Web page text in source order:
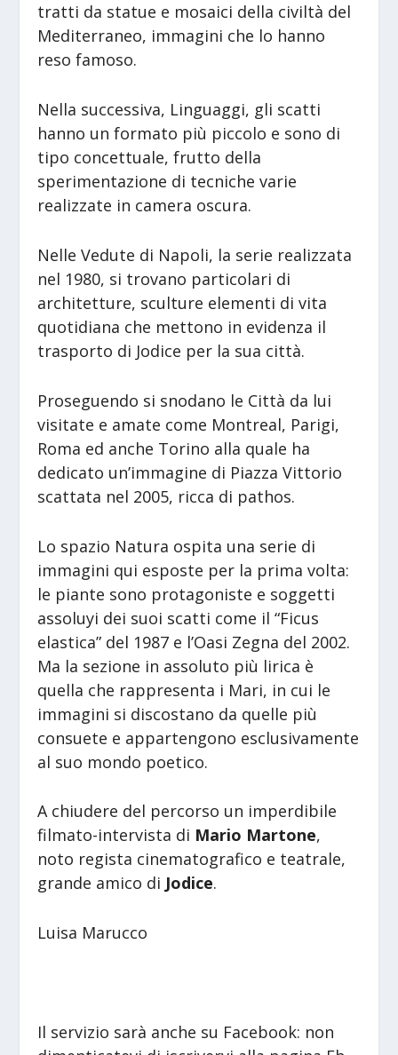
tratti da statue e mosaici della civiltà del
Mediterraneo, immagini che lo hanno
reso famoso.
Nella successiva, Linguaggi, gli scatti
hanno un formato più piccolo e sono di
tipo concettuale, frutto della
sperimentazione di tecniche varie
realizzate in camera oscura.
Nelle Vedute di Napoli, la serie realizzata
nel 1980, si trovano particolari di
architetture, sculture elementi di vita
quotidiana che mettono in evidenza il
trasporto di Jodice per la sua città.
Proseguendo si snodano le Città da lui
visitate e amate come Montreal, Parigi,
Roma ed anche Torino alla quale ha
dedicato un’immagine di Piazza Vittorio
scattata nel 2005, ricca di pathos.
Lo spazio Natura ospita una serie di
immagini qui esposte per la prima volta:
le piante sono protagoniste e soggetti
assoluyi dei suoi scatti come il “Ficus
elastica” del 1987 e l’Oasi Zegna del 2002.
Ma la sezione in assoluto più lirica è
quella che rappresenta i Mari, in cui le
immagini si discostano da quelle più
consuete e appartengono esclusivamente
al suo mondo poetico.
A chiudere del percorso un imperdibile
filmato-intervista di Mario Martone,
noto regista cinematografico e teatrale,
grande amico di Jodice.
Luisa Marucco
Il servizio sarà anche su Facebook: non